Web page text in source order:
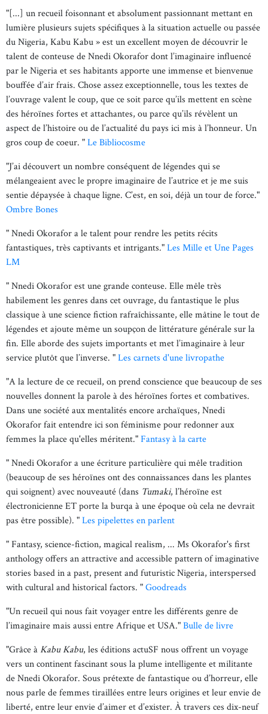
"[...] un recueil foisonnant et absolument passionnant mettant en
lumière plusieurs sujets spécifiques à la situation actuelle ou passée
du Nigeria, Kabu Kabu » est un excellent moyen de découvrir le
talent de conteuse de Nnedi Okorafor dont l’imaginaire influencé
par le Nigeria et ses habitants apporte une immense et bienvenue
bouffée d’air frais. Chose assez exceptionnelle, tous les textes de
l’ouvrage valent le coup, que ce soit parce qu’ils mettent en scène
des héroïnes fortes et attachantes, ou parce qu’ils révèlent un
aspect de l’histoire ou de l’actualité du pays ici mis à l’honneur. Un
gros coup de coeur. "Le Bibliocosme
"J’ai découvert un nombre conséquent de légendes qui se
mélangeaient avec le propre imaginaire de l’autrice et je me suis
sentie dépaysée à chaque ligne. C’est, en soi, déjà un tour de force."
Ombre Bones
" Nnedi Okorafor a le talent pour rendre les petits récits
fantastiques, très captivants et intrigants."Les Mille et Une Pages
LM
" Nnedi Okorafor est une grande conteuse. Elle mêle très
habilement les genres dans cet ouvrage, du fantastique le plus
classique à une science fiction rafraîchissante, elle mâtine le tout de
légendes et ajoute même un soupçon de littérature générale sur la
fin. Elle aborde des sujets importants et met l’imaginaire à leur
service plutôt que l’inverse. "Les carnets d'une livropathe
"A la lecture de ce recueil, on prend conscience que beaucoup de ses
nouvelles donnent la parole à des héroïnes fortes et combatives.
Dans une société aux mentalités encore archaïques, Nnedi
Okorafor fait entendre ici son féminisme pour redonner aux
femmes la place qu'elles méritent."Fantasy à la carte
" Nnedi Okorafor a une écriture particulière qui mêle tradition
(beaucoup de ses héroïnes ont des connaissances dans les plantes
qui soignent) avec nouveauté (dans Tumaki, l’héroïne est
électronicienne ET porte la burqa à une époque où cela ne devrait
pas être possible). "Les pipelettes en parlent
" Fantasy, science-fiction, magical realism, ... Ms Okorafor's first
anthology offers an attractive and accessible pattern of imaginative
stories based in a past, present and futuristic Nigeria, interspersed
with cultural and historical factors. "Goodreads
"Un recueil qui nous fait voyager entre les différents genre de
l’imaginaire mais aussi entre Afrique et USA."Bulle de livre
"Grâce àKabu Kabu, les éditions actuSF nous offrent un voyage
vers un continent fascinant sous la plume intelligente et militante
de Nnedi Okorafor. Sous prétexte de fantastique ou d’horreur, elle
nous parle de femmes tiraillées entre leurs origines et leur envie de
liberté, entre leur envie d’aimer et d’exister. À travers ces dix-neuf